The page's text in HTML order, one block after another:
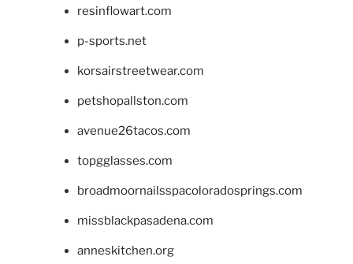
resinflowart.com
p-sports.net
korsairstreetwear.com
petshopallston.com
avenue26tacos.com
topgglasses.com
broadmoornailsspacoloradosprings.com
missblackpasadena.com
anneskitchen.org